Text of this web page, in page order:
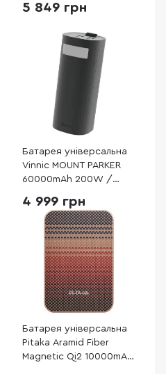
(6942007635981)
5 849 грн
Батарея універсальна
Vinnic MOUNT PARKER
60000mAh 200W /
(VPPB-LF200WBK)
4 999 грн
Батарея універсальна
Pitaka Aramid Fiber
Magnetic Qi2 10000mAh